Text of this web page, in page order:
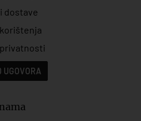
dostave
UGOVORA